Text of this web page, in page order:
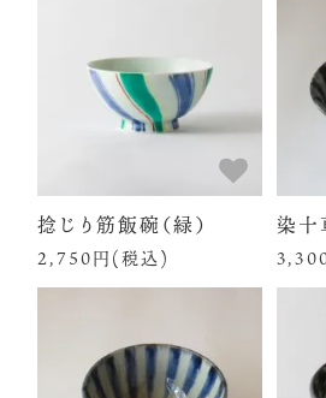
捻じり筋飯碗（緑）
2,750円(税込)
染十